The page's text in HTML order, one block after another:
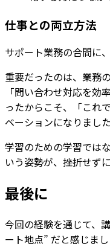
仕事との両立方法
サポート業務の合間に
重要だったのは、業務
「問い合わせ対応を効
ったからこそ、「これ
ベーションになりました
学習のための学習では
いう姿勢が、挫折せず
最後に
今回の経験を通じて、
ート地点” だと感じまし